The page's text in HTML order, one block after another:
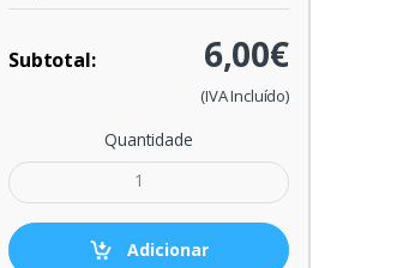
Subtotal: 6,00€
(IVA Incluído)
Quantidade
Adicionar